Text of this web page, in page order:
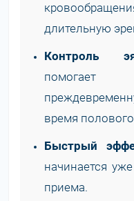
длительную
Контроль
помогает
время полового
Быстрый
начинается
приема.